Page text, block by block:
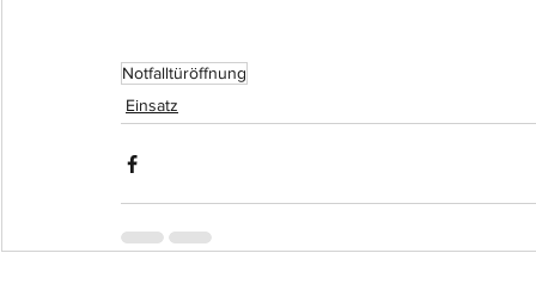
Notfalltüröffnung
Einsatz